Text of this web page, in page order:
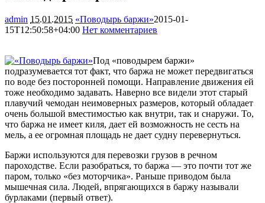
admin 15.01.2015 «Поводырь баржи»2015-01-
15T12:50:58+04:00 Нет комментариев
Под «поводырем баржи»
подразумевается тот факт, что баржа не может передвигаться
по воде без посторонней помощи. Направление движения ей
тоже необходимо задавать. Наверно все видели этот старый
плавучий чемодан неимоверных размеров, который обладает
очень большой вместимостью как внутри, так и снаружи. То,
что баржа не имеет киля, дает ей возможность не сесть на
мель, а ее огромная площадь не дает судну перевернуться.
Баржи используются для перевозки грузов в речном
пароходстве. Если разобраться, то баржа — это почти тот же
паром, только «без моторчика». Раньше приводом была
мышечная сила. Людей, впрягающихся в баржу называли
бурлаками (первый ответ).